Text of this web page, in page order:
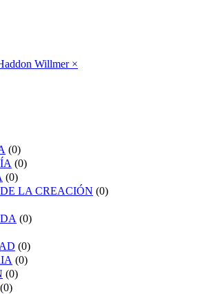
Willmer ×
(0)
(0)
(0)
LA CREACIÓN (0)
(0)
(0)
(0)
(0)
(0)